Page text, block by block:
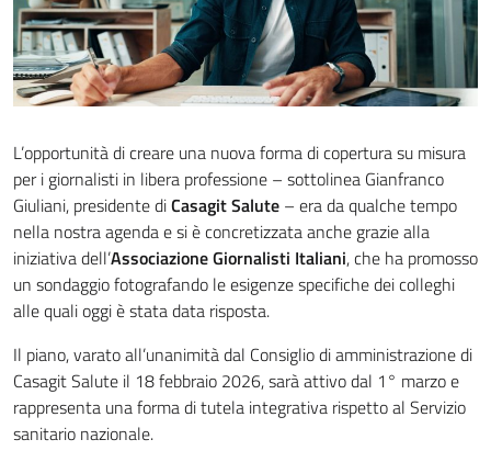
L’opportunità di creare una nuova forma di copertura su misura
per i giornalisti in libera professione – sottolinea Gianfranco
Giuliani, presidente diCasagit Salute – era da qualche tempo
nella nostra agenda e si è concretizzata anche grazie alla
iniziativa dell’Associazione Giornalisti Italiani, che ha promosso
un sondaggio fotografando le esigenze specifiche dei colleghi
alle quali oggi è stata data risposta.
Il piano, varato all’unanimità dal Consiglio di amministrazione di
Casagit Salute il 18 febbraio 2026, sarà attivo dal 1° marzo e
rappresenta una forma di tutela integrativa rispetto al Servizio
sanitario nazionale.